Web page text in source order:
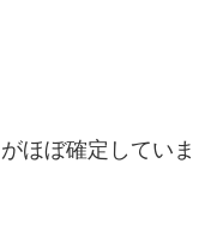
ほぼ確定していま